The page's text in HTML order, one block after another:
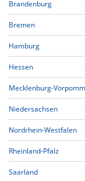
Brandenburg
Bremen
Hamburg
Hessen
Mecklenburg-
Niedersachsen
Nordrhein-Westfalen
Rheinland-Pfalz
Saarland